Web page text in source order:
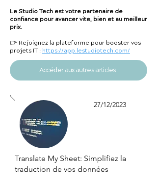
Le Studio Tech est votre partenaire de
confiance pour avancer vite, bien et au meilleur
prix.
👉 Rejoignez la plateforme pour booster vos
projets IT : https://app.lestudiotech.com/
Accéder aux autres articles
27/12/2023
Translate My Sheet: Simplifiez la
traduction de vos données